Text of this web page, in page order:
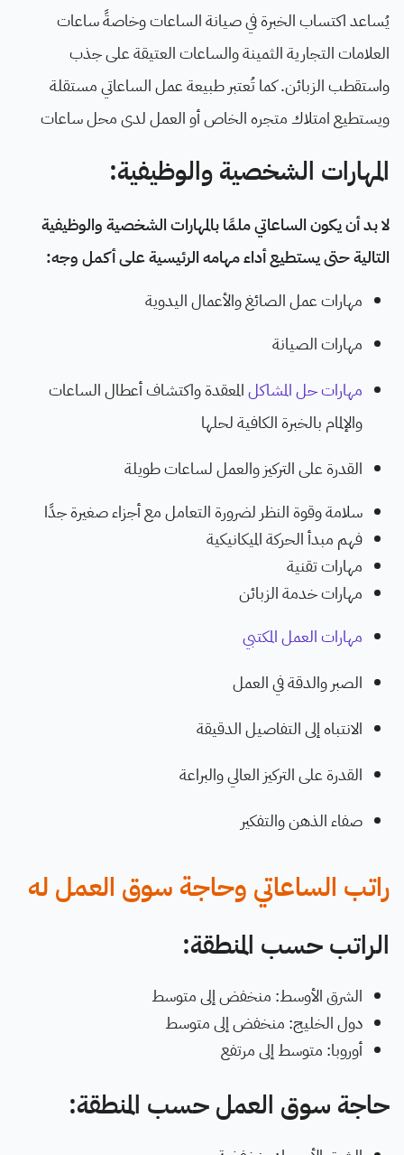
يُساعد اكتساب الخبرة في صيانة الساعات وخاصةً ساعات
العلامات التجارية الثمينة والساعات العتيقة على جذب
واستقطب الزبائن. كما تُعتبر طبيعة عمل الساعاتي مستقلة
ويستطيع امتلاك متجره الخاص أو العمل لدى محل ساعات
المهارات الشخصية والوظيفية:
لا بد أن يكون الساعاتي ملمًا بالمهارات الشخصية والوظيفية
التالية حتى يستطيع أداء مهامه الرئيسية على أكمل وجه:
مهارات عمل الصائغ والأعمال اليدوية
مهارات الصيانة
مهارات حل المشاكلالمعقدة واكتشاف أعطال الساعات
والإلمام بالخبرة الكافية لحلها
القدرة على التركيز والعمل لساعات طويلة
سلامة وقوة النظر لضرورة التعامل مع أجزاء صغيرة جدًا
فهم مبدأ الحركة الميكانيكية
مهارات تقنية
مهارات خدمة الزبائن
مهارات العمل المكتبي
الصبر والدقة في العمل
الانتباه إلى التفاصيل الدقيقة
القدرة على التركيز العالي والبراعة
صفاء الذهن والتفكير
راتب الساعاتي وحاجة سوق العمل له
الراتب حسب المنطقة:
الشرق الأوسط: منخفض إلى متوسط
دول الخليج: منخفض إلى متوسط
أوروبا: متوسط إلى مرتفع
حاجة سوق العمل حسب المنطقة: